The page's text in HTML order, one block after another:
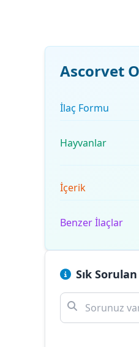
Ascorvet
İlaç Formu
Hayvanlar
İçerik
Benzer İlaçlar
Sık